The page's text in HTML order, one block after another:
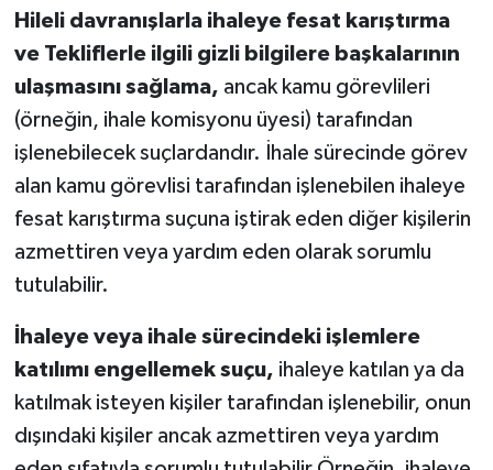
Hileli davranışlarla ihaleye fesat karıştırma
ve Tekliflerle ilgili gizli bilgilere başkalarının
ulaşmasını sağlama, ancak kamu görevlileri
(örneğin, ihale komisyonu üyesi) tarafından
işlenebilecek suçlardandır. İhale sürecinde görev
alan kamu görevlisi tarafından işlenebilen ihaleye
fesat karıştırma suçuna iştirak eden diğer kişilerin
azmettiren veya yardım eden olarak sorumlu
tutulabilir.
İhaleye veya ihale sürecindeki işlemlere
katılımı engellemek suçu, ihaleye katılan ya da
katılmak isteyen kişiler tarafından işlenebilir, onun
dışındaki kişiler ancak azmettiren veya yardım